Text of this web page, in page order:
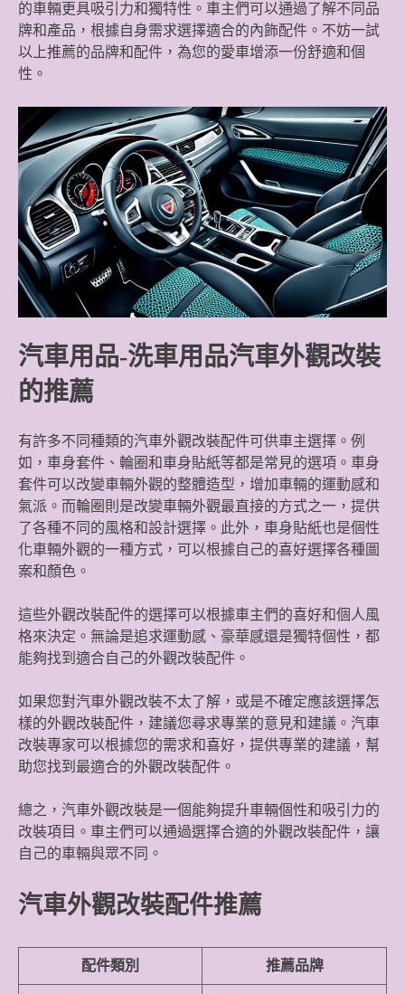
的車輛更具吸引力和獨特性。車主們可以通過了解不同品
牌和產品，根據自身需求選擇適合的內飾配件。不妨一試
以上推薦的品牌和配件，為您的愛車增添一份舒適和個
性。
汽車用品-洗車用品汽車外觀改裝
的推薦
有許多不同種類的汽車外觀改裝配件可供車主選擇。例
如，車身套件、輪圈和車身貼紙等都是常見的選項。車身
套件可以改變車輛外觀的整體造型，增加車輛的運動感和
氣派。而輪圈則是改變車輛外觀最直接的方式之一，提供
了各種不同的風格和設計選擇。此外，車身貼紙也是個性
化車輛外觀的一種方式，可以根據自己的喜好選擇各種圖
案和顏色。
這些外觀改裝配件的選擇可以根據車主們的喜好和個人風
格來決定。無論是追求運動感、豪華感還是獨特個性，都
能夠找到適合自己的外觀改裝配件。
如果您對汽車外觀改裝不太了解，或是不確定應該選擇怎
樣的外觀改裝配件，建議您尋求專業的意見和建議。汽車
改裝專家可以根據您的需求和喜好，提供專業的建議，幫
助您找到最適合的外觀改裝配件。
總之，汽車外觀改裝是一個能夠提升車輛個性和吸引力的
改裝項目。車主們可以通過選擇合適的外觀改裝配件，讓
自己的車輛與眾不同。
汽車外觀改裝配件推薦
配件類別 推薦品牌